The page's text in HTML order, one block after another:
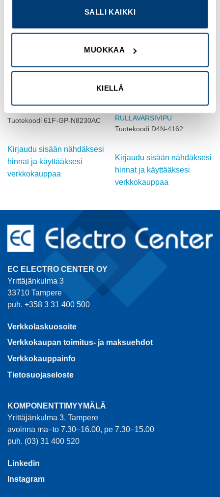
SALLI KAIKKI
MUOKKAA
KIELLÄ
Add to
Tuotekoodi 61F-GP-N8230AC
Kirjaudu sisään nähdäksesi
hinnat ja käyttääksesi
verkkokauppaa
OMRON
RULLAVARSIVIPU
Tuotekoodi D4N-4162
Kirjaudu sisään nähdäksesi
hinnat ja käyttääksesi
verkkokauppaa
EC ELECTRO CENTER OY
Yrittäjänkulma 3
33710 Tampere
puh. +358 3 31 400 500
Verkkolaskuosoite
Verkkokaupan toimitus- ja maksuehdot
Verkkokauppainfo
Tietosuojaseloste
KOMPONENTTIMYYMÄLÄ
Yrittäjänkulma 3, Tampere
avoinna ma–to 7.30–16.00, pe 7.30–15.00
puh. (03) 31 400 520
Linkedin
Instagram